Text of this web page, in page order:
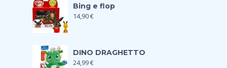
Bing e flop
14,90€
DINO DRAGHETTO
24,99€